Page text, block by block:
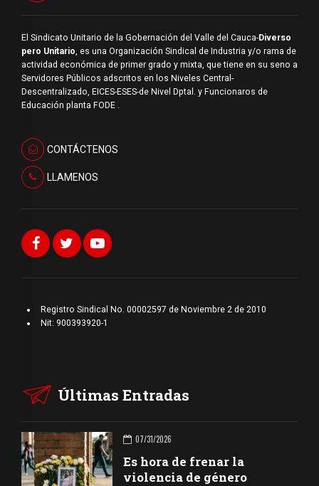
El Sindicato Unitario de la Gobernación del Valle del Cauca-Diverso
pero Unitario, es una Organización Sindical de Industria y/o rama de
actividad económica de primer grado y mixta, que tiene en su seno a
Servidores Públicos adscritos en los Niveles Central-
Descentralizado, EICES-ESES-de Nivel Dptal. y Funcionaros de
Educación planta FODE .
CONTÁCTENOS
LLAMENOS
Registro Sindical No. 00002597 de Noviembre 2 de 2010
Nit: 900393920-1
Últimas Entradas
07/31/2026
Es hora de frenar la
violencia de género